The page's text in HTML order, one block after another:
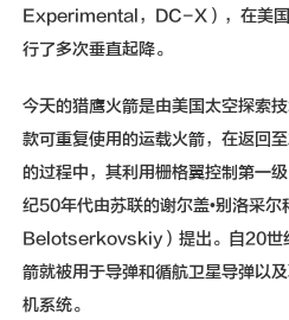
Experimental，DC-X），在美国
行了多次垂直起降。
今天的猎鹰火箭是由美国太空探索技术公司（SpaceX）研制的一
款可重复使用的运载火箭，在返回
的过程中，其利用栅格翼控制第一
纪50年代由苏联的谢尔盖•别洛采
Belotserkovskiy）提出。自20世
箭就被用于导弹和循航卫星导弹以
机系统。